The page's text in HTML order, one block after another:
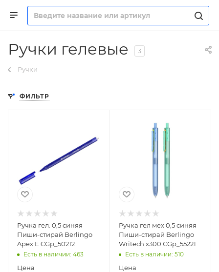
Ручки гелевые 3
Ручки
ФИЛЬТР
Ручка гел. 0,5 синяя
Пиши-стирай Berlingo
Apex E CGp_50212
Есть в наличии: 463
Цена
Ручка гел мех 0,5 синяя
Пиши-стирай Berlingo
Writech x300 CGp_55221
Есть в наличии: 510
Цена